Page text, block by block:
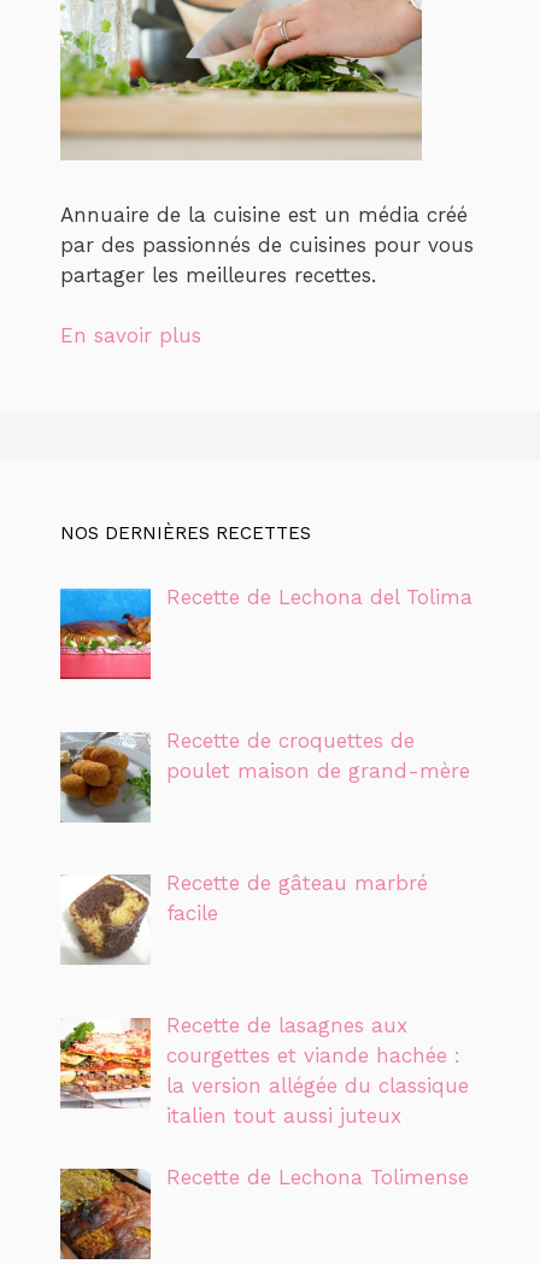
Annuaire de la cuisine est un média créé
par des passionnés de cuisines pour vous
partager les meilleures recettes.
En savoir plus
NOS DERNIÈRES RECETTES
Recette de Lechona del Tolima
Recette de croquettes de
poulet maison de grand-mère
Recette de gâteau marbré
facile
Recette de lasagnes aux
courgettes et viande hachée :
la version allégée du classique
italien tout aussi juteux
Recette de Lechona Tolimense